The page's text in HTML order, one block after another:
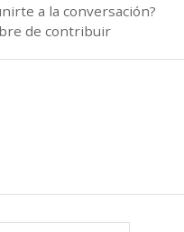
a la conversación?
de contribuir